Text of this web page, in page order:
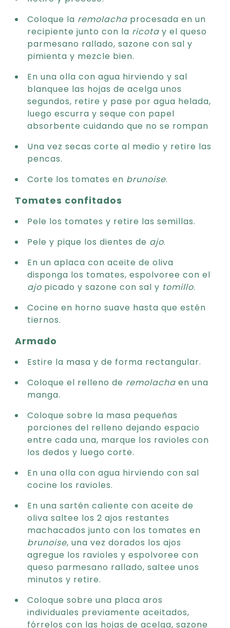
Coloque la remolacha procesada en un
recipiente junto con la ricota y el queso
parmesano rallado, sazone con sal y
pimienta y mezcle bien.
En una olla con agua hirviendo y sal
blanquee las hojas de acelga unos
segundos, retire y pase por agua helada,
luego escurra y seque con papel
absorbente cuidando que no se rompan
Una vez secas corte al medio y retire las
pencas.
Corte los tomates en brunoise.
Tomates confitados
Pele los tomates y retire las semillas.
Pele y pique los dientes de ajo.
En un aplaca con aceite de oliva
disponga los tomates, espolvoree con el
ajo picado y sazone con sal y tomillo.
Cocine en horno suave hasta que estén
tiernos.
Armado
Estire la masa y de forma rectangular.
Coloque el relleno de remolacha en una
manga.
Coloque sobre la masa pequeñas
porciones del relleno dejando espacio
entre cada una, marque los ravioles con
los dedos y luego corte.
En una olla con agua hirviendo con sal
cocine los ravioles.
En una sartén caliente con aceite de
oliva saltee los 2 ajos restantes
machacados junto con los tomates en
brunoise, una vez dorados los ajos
agregue los ravioles y espolvoree con
queso parmesano rallado, saltee unos
minutos y retire.
Coloque sobre una placa aros
individuales previamente aceitados,
fórrelos con las hojas de acelga, sazone